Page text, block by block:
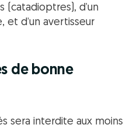
(catadioptres), d’un
d’un avertisseur
de bonne
sera interdite aux moins